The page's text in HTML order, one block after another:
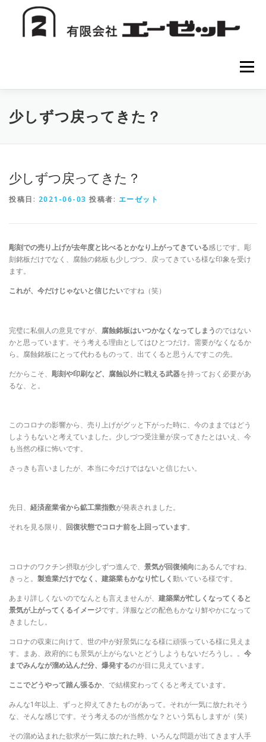
キ
メニュー
HOME 会社案内 注文方法
少しずつ戻ってきた？
少しずつ戻ってきた？
投稿日: 2021-06-03 投稿者: エーゼット
彫刻での売り上げが去年度と比べるとかなり上がってきている感じです。彫
刻銘板だけでなく、腐蝕の銘板も少しづつ、戻ってきている様な印象を受け
ます。
これが、今だけじゃないと信じたいですね（笑）
完璧に私個人の意見ですが、 腐蝕銘板はいつかなくなってしまうのではない
かと思っています。そう考える理由としてはひとつだけ。需要がなくなるか
ら。腐蝕銘板にとって代わるものって、出てくると思うんですこの先。
だからこそ、 彫刻や印刷など、腐蝕以外に戦える武器を持っておく必要があ
るな、と。
このコロナの影響から、売り上げがグッと下がった時に、今のままではどう
しようもないと考えていました。少しづつ受注量が戻ってきたとはいえ、今
も当然の様に怖いです。
さっきも言いましたが、本当に今だけではないと信じたい。
先日、 経済産業省から鉱工業指数が発表されました。
それを見る限り、 回復状態でコロナ前を上回っています。
コロナのワクチン摂取が少しずつ進んで、 景気が回復傾向にあるんですね、
きっと。 製造業だけでなく、建築業もかなり忙しく 動いている様です。
あまり詳しくないのでなんとも言えませんが、 建築業が忙しくなってくると
景気が上がってくるイメージです。洋服などの配色もかなり鮮やかになって
きましたし。
コロナの収束に向けて、世の中が好景気になる様に頑張っている様に見えま
す。まあ、政府的にも景気が上がらないとどうしようもないだろうし。。 今
までみんなが溜め込んだ分、爆発するのが目に見えています。
ここでどうやって踏ん張るか、で結構変わってくると考えています。
みんな1年以上、ずっと抑えてきたものがあって。それが一気に放たれそう
な、そんな感じです。そう考えるのが当然かな？という気もしますが（笑）
その溜め込まれた欲求が一気に放たれた時、いろんな問題が出てきます人手